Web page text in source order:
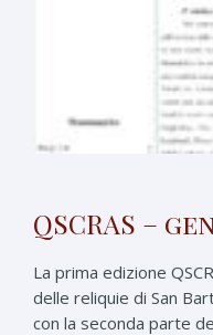
QSCRAS –
La prima edizione
delle reliquie di San
con la seconda parte